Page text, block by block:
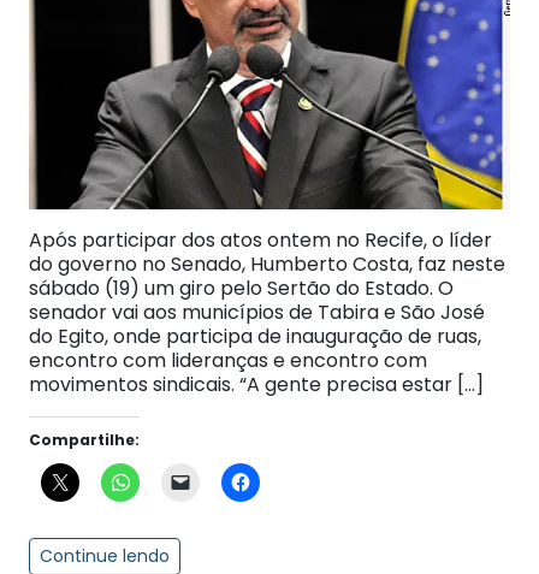
Após participar dos atos ontem no Recife, o líder
do governo no Senado, Humberto Costa, faz neste
sábado (19) um giro pelo Sertão do Estado. O
senador vai aos municípios de Tabira e São José
do Egito, onde participa de inauguração de ruas,
encontro com lideranças e encontro com
movimentos sindicais. “A gente precisa estar […]
Compartilhe:
Continue lendo